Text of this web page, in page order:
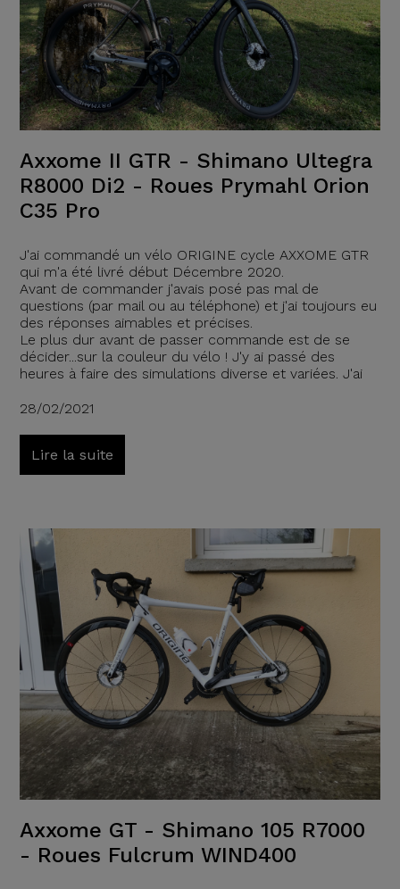
Axxome II GTR - Shimano Ultegra
R8000 Di2 - Roues Prymahl Orion
C35 Pro
J'ai commandé un vélo ORIGINE cycle AXXOME GTR
qui m'a été livré début Décembre 2020.
Avant de commander j'avais posé pas mal de
questions (par mail ou au téléphone) et j'ai toujours eu
des réponses aimables et précises.
Le plus dur avant de passer commande est de se
décider...sur la couleur du vélo ! J'y ai passé des
heures à faire des simulations diverse et variées. J'ai
28/02/2021
Lire la suite
Axxome GT - Shimano 105 R7000
- Roues Fulcrum WIND400